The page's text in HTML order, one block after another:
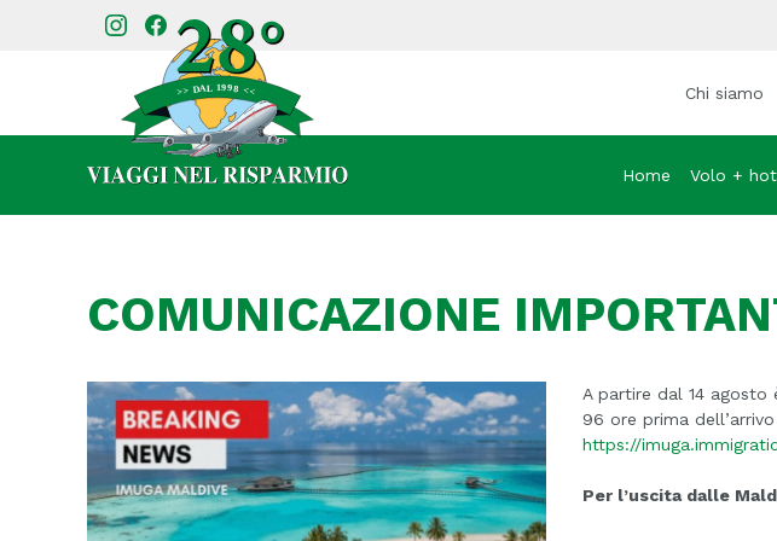
Chi siamo
Home Volo +
COMUNICAZIONE
A partire dal 14 agosto
96 ore prima
https://
Per l’uscita dalle